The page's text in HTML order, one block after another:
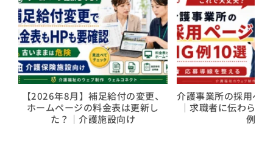
【2026年8月】補足給付の変更、
ホームページの料金表は更新し
た？｜介護施設向け
介護事業所の採用ペ
｜求職者に伝わらな
例